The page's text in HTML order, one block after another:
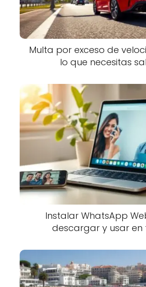
Multa por exceso de
lo que necesitas
Instalar WhatsApp
descargar y usar en